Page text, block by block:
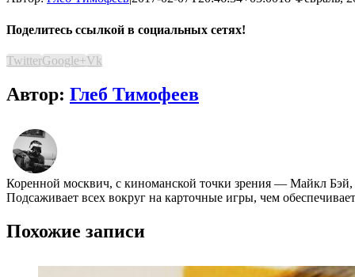
Поделитесь ссылкой в социальных сетях!
TwitterGoogle+Vk
Автор: Глеб Тимофеев
Коренной москвич, с киноманской точки зрения ― Майкл
Подсаживает всех вокруг на карточные игры, чем
Похожие записи